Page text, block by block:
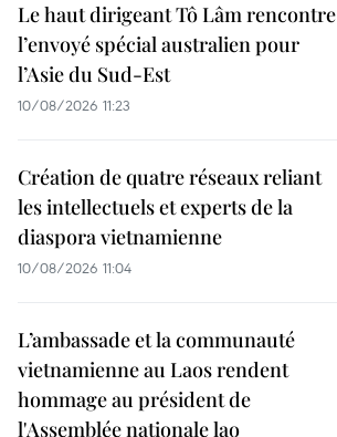
Le haut dirigeant Tô Lâm rencontre
l’envoyé spécial australien pour
l’Asie du Sud-Est
10/08/2026 11:23
Création de quatre réseaux reliant
les intellectuels et experts de la
diaspora vietnamienne
10/08/2026 11:04
L’ambassade et la communauté
vietnamienne au Laos rendent
hommage au président de
l'Assemblée nationale lao